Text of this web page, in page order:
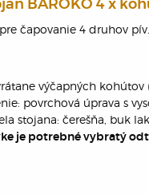
BAROKO 4 x
čapovanie 4 druhov pív.
výčapných
povrchová úprava s
stojana: čerešňa, buk
je potrebné vybratý